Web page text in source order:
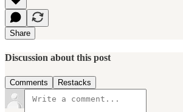
Share
Discussion about this post
Comments Restacks